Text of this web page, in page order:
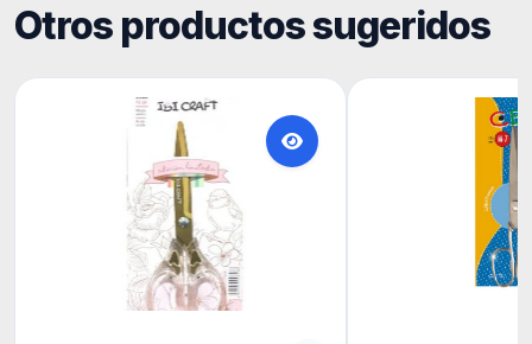
Otros productos sugeridos